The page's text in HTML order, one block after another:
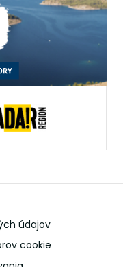
údajov
cookie